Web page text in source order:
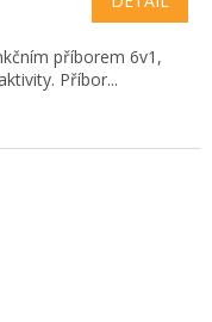
příborem 6v1,
Příbor...